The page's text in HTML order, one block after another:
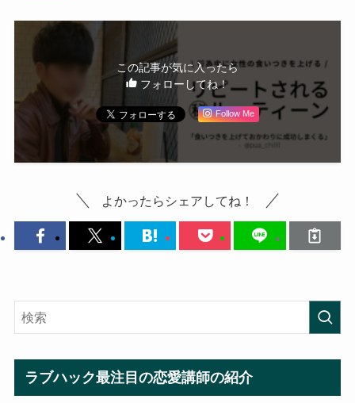
この記事が気に入ったら
フォローしてね！
Follow Me
よかったらシェアしてね！
ラブハック最注目の恋愛講師の紹介